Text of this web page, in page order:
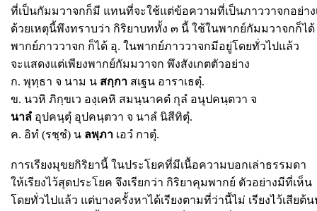
ที่เป็นกัมมวาจกก็มี แทนที่จะใช้แต่ข้อความที่เป็นภาววาจกอย่าง
ด้วยเหตุนี้พึงทราบว่า กิริยาบททั้ง ๓ นี้ ใช้ในพากย์กัมมวาจกก็ได้
พากย์ภาววาจก ก็ได้ อุ. ในพากย์ภาววาจกมีอยู่โดยทั่วไปแล้ว
จะแสดงแต่เพียงพากย์กัมมวาจก พึงสังเกตตัวอย่าง
ก. พุทฺธา จ นาม น สกฺกาสเฐน อาราเธตุํ.
ข. นวหิ ภิกฺขเว องฺเคหิ สมนฺนาคตํ กุลํ อนุปคนฺตวา จ
นาลํ อุปคนฺตุํ อุปคนฺตวา จ นาลํ นิสีทิตุํ.
ค. อิทํ (รชฺชํ) น ลพฺภาเอวํ กาตุํ.
การเรียงมุขยกิริยานี้ ในประโยคที่มีเนื้อความบอกเล่าธรรมดา
ให้เรียงไว้สุดประโยค จึงเรียกว่า กิริยาคุมพากย์ ตัวอย่างมีที่เห็น
โดยทั่วไปแล้ว แต่บางครั้งหาได้เรียงตามที่ว่านี้ไม่ เรียงไว้เสียต้